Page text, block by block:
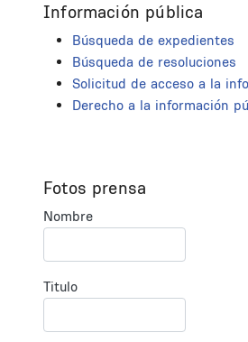
Información pública
Búsqueda de expedientes
Búsqueda de resoluciones
Solicitud de acceso a la
Derecho a la información
Fotos prensa
Nombre
Titulo